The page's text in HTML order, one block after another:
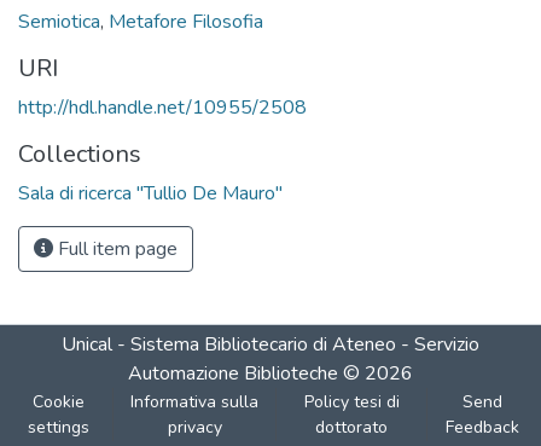
Semiotica, Metafore Filosofia
URI
http://hdl.handle.net/10955/2508
Collections
Sala di ricerca "Tullio De Mauro"
Full item page
Unical - Sistema Bibliotecario di Ateneo - Servizio
Automazione Biblioteche © 2026
Cookie
settings
Informativa sulla
privacy
Policy tesi di
dottorato
Send
Feedback